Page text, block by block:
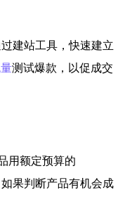
建站工具，快速建立
测试爆款，以促成交
用额定预算的
果判断产品有机会成